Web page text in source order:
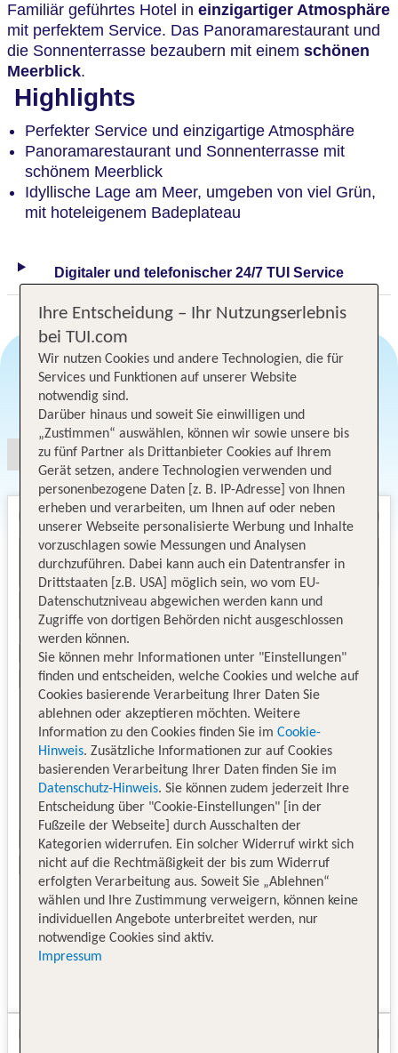
Familiär geführtes Hotel in einzigartiger Atmosphäre
mit perfektem Service. Das Panoramarestaurant und
die Sonnenterrasse bezaubern mit einem schönen
Meerblick.
Highlights
Perfekter Service und einzigartige Atmosphäre
Panoramarestaurant und Sonnenterrasse mit
schönem Meerblick
Idyllische Lage am Meer, umgeben von viel Grün,
mit hoteleigenem Badeplateau
Digitaler und telefonischer 24/7 TUI Service
Angebotsauswahl
Ihre Entscheidung – Ihr Nutzungserlebnis
bei TUI.com
Wir nutzen Cookies und andere Technologien, die für
Services und Funktionen auf unserer Website
notwendig sind.
Darüber hinaus und soweit Sie einwilligen und
„Zustimmen“ auswählen, können wir sowie unsere bis
zu fünf Partner als Drittanbieter Cookies auf Ihrem
Gerät setzen, andere Technologien verwenden und
personenbezogene Daten [z. B. IP-Adresse] von Ihnen
erheben und verarbeiten, um Ihnen auf oder neben
unserer Webseite personalisierte Werbung und Inhalte
vorzuschlagen sowie Messungen und Analysen
durchzuführen. Dabei kann auch ein Datentransfer in
Drittstaaten [z.B. USA] möglich sein, wo vom EU-
Datenschutzniveau abgewichen werden kann und
Zugriffe von dortigen Behörden nicht ausgeschlossen
werden können.
Sie können mehr Informationen unter "Einstellungen"
finden und entscheiden, welche Cookies und welche auf
Cookies basierende Verarbeitung Ihrer Daten Sie
ablehnen oder akzeptieren möchten. Weitere
Information zu den Cookies finden Sie im Cookie-
Hinweis. Zusätzliche Informationen zur auf Cookies
basierenden Verarbeitung Ihrer Daten finden Sie im
Datenschutz-Hinweis. Sie können zudem jederzeit Ihre
Entscheidung über "Cookie-Einstellungen" [in der
Fußzeile der Webseite] durch Ausschalten der
Kategorien widerrufen. Ein solcher Widerruf wirkt sich
nicht auf die Rechtmäßigkeit der bis zum Widerruf
erfolgten Verarbeitung aus. Soweit Sie „Ablehnen“
wählen und Ihre Zustimmung verweigern, können keine
individuellen Angebote unterbreitet werden, nur
notwendige Cookies sind aktiv.
Impressum